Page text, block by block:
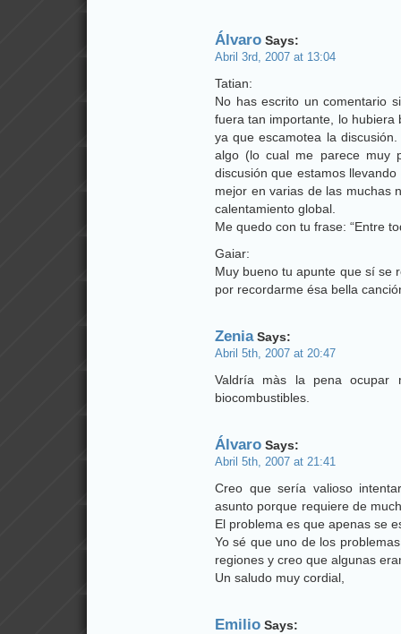
Álvaro Says:
Abril 3rd, 2007 at 13:04
Tatian:
No has escrito un comentario
fuera tan importante, lo
ya que escamotea la
algo (lo cual me parece muy
discusión que estamos
mejor en varias de las muchas
calentamiento global.
Me quedo con tu frase: “Entre
Gaiar:
Muy bueno tu apunte que sí se
por recordarme ésa bella
ZeniaSays:
Abril 5th, 2007 at 20:47
Valdría màs la pena ocupar
biocombustibles.
Álvaro Says:
Abril 5th, 2007 at 21:41
Creo que sería valioso
asunto porque requiere de
El problema es que apenas se
Yo sé que uno de los
regiones y creo que algunas
Un saludo muy cordial,
Emilio Says: